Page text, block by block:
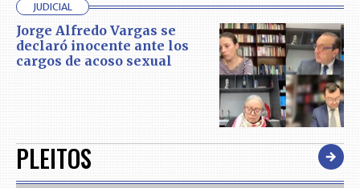
JUDICIAL
Jorge Alfredo Vargas se
declaró inocente ante los
cargos de acoso sexual
PLEITOS